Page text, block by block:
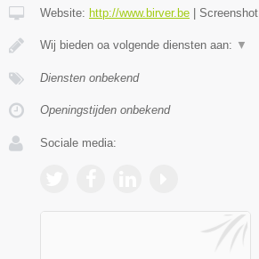
Website: http://www.birver.be Screenshot
Wij bieden oa volgende diensten aan: ▼
Diensten onbekend
Openingstijden onbekend
Sociale media: